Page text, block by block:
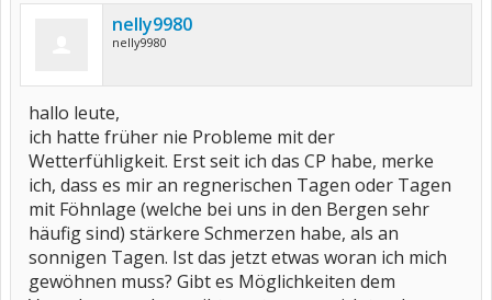
nelly9980
nelly9980
hallo leute,
ich hatte früher nie Probleme mit der
Wetterfühligkeit. Erst seit ich das CP habe, merke
ich, dass es mir an regnerischen Tagen oder Tagen
mit Föhnlage (welche bei uns in den Bergen sehr
häufig sind) stärkere Schmerzen habe, als an
sonnigen Tagen. Ist das jetzt etwas woran ich mich
gewöhnen muss? Gibt es Möglichkeiten dem